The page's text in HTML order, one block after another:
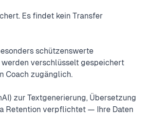
Es findet kein Transfer
schützenswerte
werden verschlüsselt gespeichert
Coach zugänglich.
zur Textgenerierung, Übersetzung
Retention verpflichtet — Ihre Daten